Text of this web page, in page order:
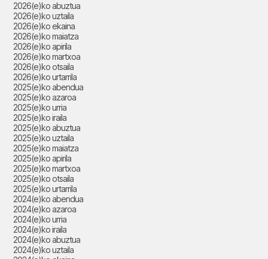
2026(e)ko abuztua
2026(e)ko uztaila
2026(e)ko ekaina
2026(e)ko maiatza
2026(e)ko apirila
2026(e)ko martxoa
2026(e)ko otsaila
2026(e)ko urtarrila
2025(e)ko abendua
2025(e)ko azaroa
2025(e)ko urria
2025(e)ko iraila
2025(e)ko abuztua
2025(e)ko uztaila
2025(e)ko maiatza
2025(e)ko apirila
2025(e)ko martxoa
2025(e)ko otsaila
2025(e)ko urtarrila
2024(e)ko abendua
2024(e)ko azaroa
2024(e)ko urria
2024(e)ko iraila
2024(e)ko abuztua
2024(e)ko uztaila